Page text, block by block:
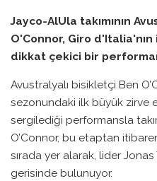
Jayco-AlUla takımının
O'Connor, Giro
dikkat çekici bir
Avustralyalı bisikletçi Ben
sezonundaki ilk büyük zirve
sergilediği performansla
O’Connor, bu etaptan
sırada yer alarak, lider Jonas
gerisinde bulunuyor.